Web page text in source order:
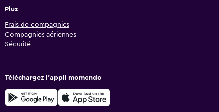
Plus
Frais de compagnies
Compagnies aériennes
Sécurité
Téléchargez l’appli momondo